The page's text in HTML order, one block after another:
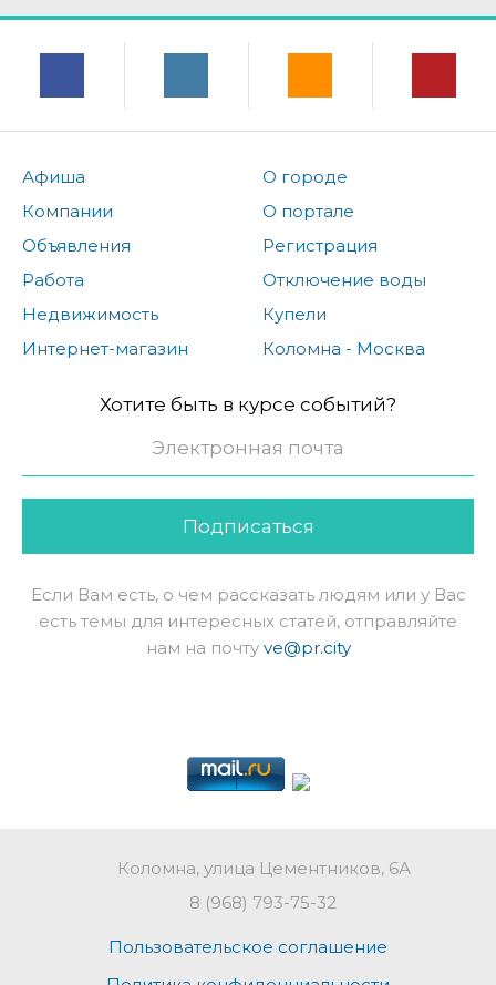
Афиша
Компании
Объявления
Работа
Недвижимость
Интернет-магазин
О городе
О портале
Регистрация
Отключение воды
Купели
Коломна - Москва
Хотите быть в курсе событий?
Подписаться
Если Вам есть, о чем рассказать людям или у Вас
есть темы для интересных статей, отправляйте
нам на почту ve@pr.city
Коломна, улица Цементников, 6А
8 (968) 793-75-32
Пользовательское соглашение